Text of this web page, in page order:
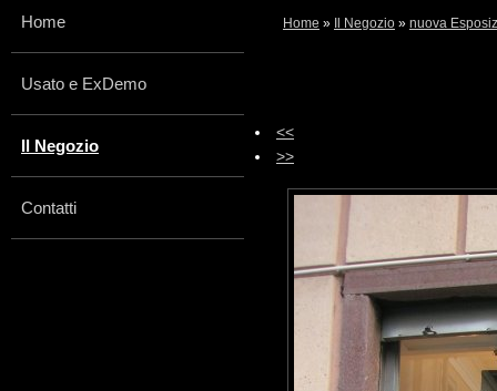
Home » Il Negozio » nuova
<<
>>
Home
Usato e ExDemo
Il Negozio
Contatti